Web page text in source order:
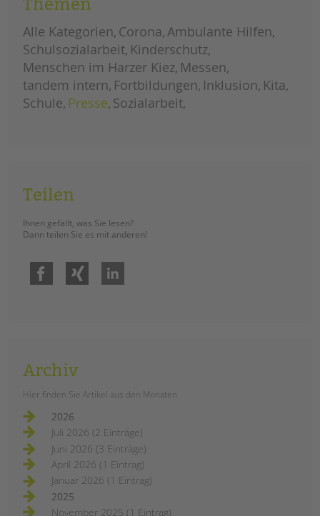
ort
entfaltung:
kita
tietzenweg
in
steglitz-
zehlendorf
Themen
Alle Kategorien Corona Ambulante Hilfen
Schulsozialarbeit Kinderschutz
Menschen im Harzer Kiez Messen
tandem intern Fortbildungen Inklusion Kita
Schule Presse Sozialarbeit
Teilen
Ihnen gefällt, was Sie lesen?
Dann teilen Sie es mit anderen!
Facebook Xing
Archiv
Hier finden Sie Artikel aus den Monaten
2026
Juli 2026 (2 Einträge)
Juni 2026 (3 Einträge)
April 2026 (1 Eintrag)
Januar 2026 (1 Eintrag)
2025
November 2025 (1 Eintrag)